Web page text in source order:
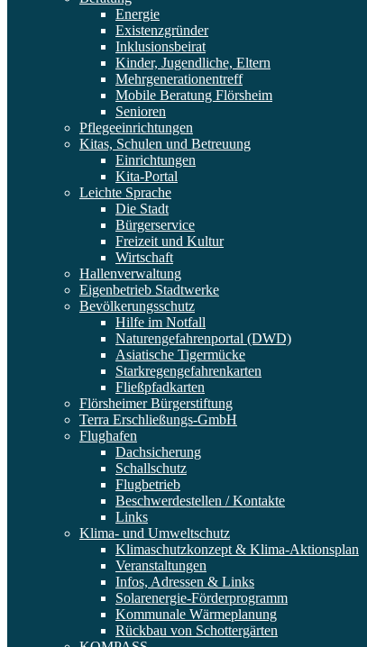
Energie
Existenzgründer
Inklusionsbeirat
Kinder, Jugendliche, Eltern
Mehrgenerationentreff
Mobile Beratung Flörsheim
Senioren
Pflegeeinrichtungen
Kitas, Schulen und Betreuung
Einrichtungen
Kita-Portal
Leichte Sprache
Die Stadt
Bürgerservice
Freizeit und Kultur
Wirtschaft
Hallenverwaltung
Eigenbetrieb Stadtwerke
Bevölkerungsschutz
Hilfe im Notfall
Naturengefahrenportal (DWD)
Asiatische Tigermücke
Starkregengefahrenkarten
Fließpfadkarten
Flörsheimer Bürgerstiftung
Terra Erschließungs-GmbH
Flughafen
Dachsicherung
Schallschutz
Flugbetrieb
Beschwerdestellen / Kontakte
Links
Klima- und Umweltschutz
Klimaschutzkonzept & Klima-Aktionsplan
Veranstaltungen
Infos, Adressen & Links
Solarenergie-Förderprogramm
Kommunale Wärmeplanung
Rückbau von Schottergärten